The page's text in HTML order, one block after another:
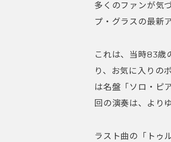
多くのファンが気
プ・グラスの最新
これは、当時83歳
り、お気に入りの
は名盤「ソロ・ピ
回の演奏は、より
ラスト曲の「トゥ